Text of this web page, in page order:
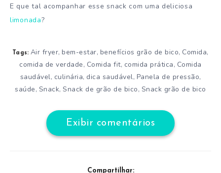
E que tal acompanhar esse snack com uma deliciosa
limonada?
Tags: Air fryer,bem-estar, benefícios grão de bico, Comida,
comida de verdade, Comida fit, comida prática, Comida
saudável, culinária, dica saudável, Panela de pressão,
saúde, Snack,Snack de grão de bico, Snack grão de bico
Exibir comentários
Compartilhar: